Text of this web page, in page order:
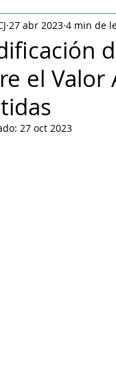
el Valor
27 abr 2023 4 min de
27 oct 2023